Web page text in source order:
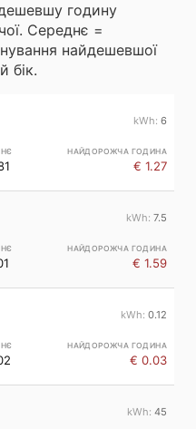
годину
Середнє =
найдешевшої
бік.
6
€ 1.27
7.5
€ 1.59
0.12
€ 0.03
45